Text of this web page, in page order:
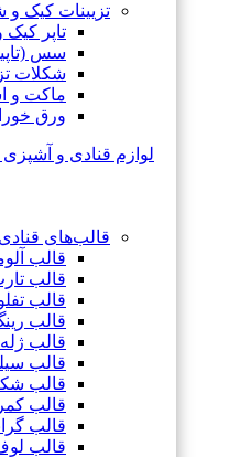
تزیینات کیک و
تاپر
سس
شکلات
ماکت و
ورق
لوازم قنادی و
قالب‌های
قالب
قالب
قالب
قالب
قالب
قالب
قالب
قالب
قالب
قالب